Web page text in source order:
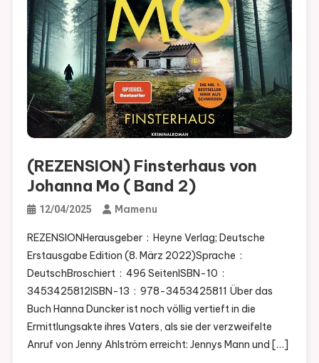
(REZENSION) Finsterhaus von
Johanna Mo ( Band 2)
12/04/2025 Mamenu
REZENSIONHerausgeber ‏ : ‎ Heyne Verlag; Deutsche
Erstausgabe Edition (8. März 2022)Sprache ‏ : ‎
DeutschBroschiert ‏ : ‎ 496 SeitenISBN-10 ‏ : ‎
3453425812ISBN-13 ‏ : ‎ 978-3453425811 Über das
Buch Hanna Duncker ist noch völlig vertieft in die
Ermittlungsakte ihres Vaters, als sie der verzweifelte
Anruf von Jenny Ahlström erreicht: Jennys Mann und […]